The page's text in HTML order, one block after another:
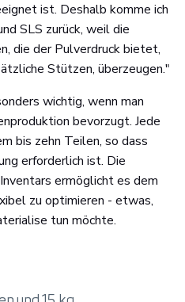
ist. Deshalb komme ich
SLS zurück, weil die
die der Pulverdruck bietet,
Stützen, überzeugen."
wichtig, wenn man
bevorzugt. Jede
bis zehn Teilen, so dass
erforderlich ist. Die
ermöglicht es dem
zu optimieren - etwas,
tun möchte.